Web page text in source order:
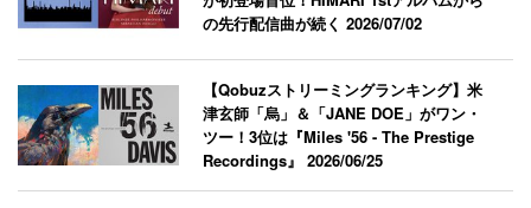
の先行配信曲が続く2026/07/02
【Qobuzストリーミングランキング】米
津玄師「烏」＆「JANE DOE」がワン・
ツー！3位は『Miles '56 - The Prestige
Recordings』2026/06/25